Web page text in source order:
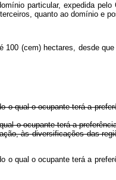
particular, expedida pelo
quanto ao domínio e
(cem) hectares, desde
o qual o ocupante terá a
o ocupante terá a
às diversificações das
o qual o ocupante terá a